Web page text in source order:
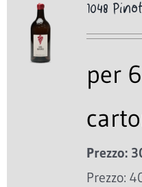
1048
per
Prezzo:
Prezzo: